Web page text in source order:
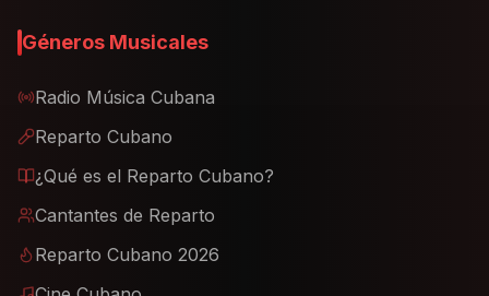
Géneros Musicales
Radio Música Cubana
Reparto Cubano
¿Qué es el Reparto Cubano?
Cantantes de Reparto
Reparto Cubano 2026